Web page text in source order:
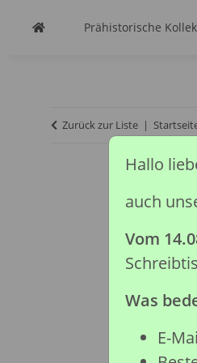
Prähistorische
Zurück zur Liste
Hallo
auch
Vom
Was
E-